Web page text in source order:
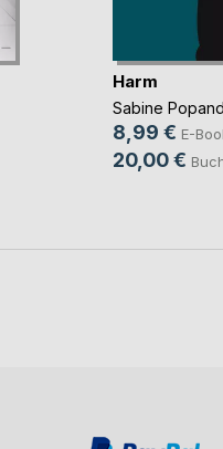
Harm
Sabine
8,99 € E-
20,00 €